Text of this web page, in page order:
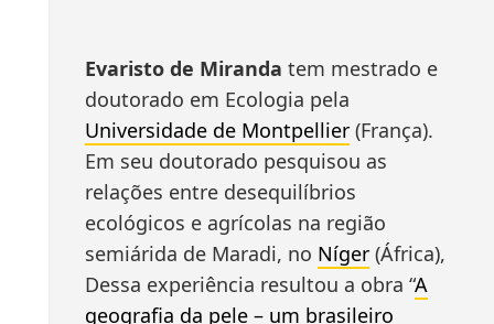
to
footer
Evaristo de Miranda tem mestrado e
doutorado em Ecologia pela
Universidade de Montpellier(França).
Em seu doutorado pesquisou as
relações entre desequilíbrios
ecológicos e agrícolas na região
semiárida de Maradi, no Níger(África),
Dessa experiência resultou a obra “A
geografia da pele – um brasileiro